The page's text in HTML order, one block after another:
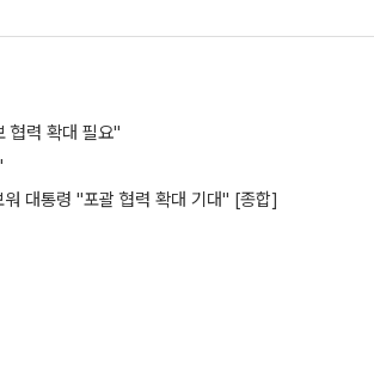
협력 확대 필요"
대통령 "포괄 협력 확대 기대" [종합]